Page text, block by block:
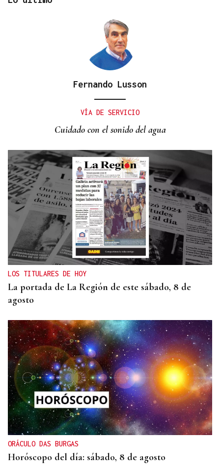
Un herido en la colisión entre dos coches en la
Fernando Lusson
VÍA DE SERVICIO
Cuidado con el sonido del agua
LOS TITULARES DE HOY
La portada de La Región de este sábado, 8 de
agosto
ORÁCULO DAS BURGAS
Horóscopo del día: sábado, 8 de agosto